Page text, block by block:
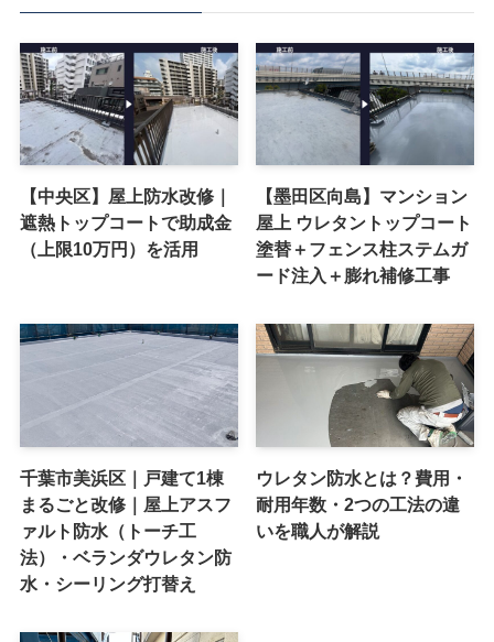
【中央区】屋上防水改修｜
遮熱トップコートで助成金
（上限10万円）を活用
【墨田区向島】マンション
屋上 ウレタントップコート
塗替＋フェンス柱ステムガ
ード注入＋膨れ補修工事
千葉市美浜区｜戸建て1棟
まるごと改修｜屋上アスフ
ァルト防水（トーチ工
法）・ベランダウレタン防
水・シーリング打替え
ウレタン防水とは？費用・
耐用年数・2つの工法の違
いを職人が解説